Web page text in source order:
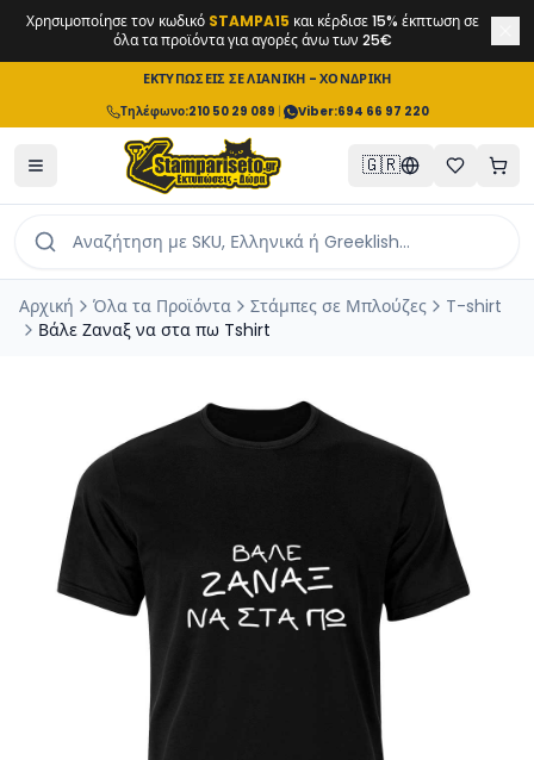
Χρησιμοποίησε τον κωδικό STAMPA15 και κέρδισε 15% έκπτωση σε
όλα τα προϊόντα για αγορές άνω των 25€
ΕΚΤΥΠΩΣΕΙΣ ΣΕ ΛΙΑΝΙΚΗ - ΧΟΝΔΡΙΚΗ
Τηλέφωνο:210 50 29 089 | Viber:694 66 97 220
🇬🇷
Αρχική Όλα τα Προϊόντα Στάμπες σε Μπλούζες
T-shirt
Βάλε Ζαναξ να στα πω Tshirt